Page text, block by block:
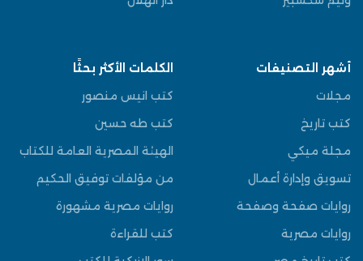
أشهر التصنيفات
مجلات
كتب تاريخ
مجلة ميكي
تسويق وإدارة أعمال
روايات صفحة وصفحة
روايات مصرية
الكلمات الأكثر بحثًا
كتب انيس منصور
كتب طه حسين
الهيئة المصرية العامة للكتاب
من مؤلفات توفيق الحكيم
روايات مصرية مشهورة
كتب للقراءة